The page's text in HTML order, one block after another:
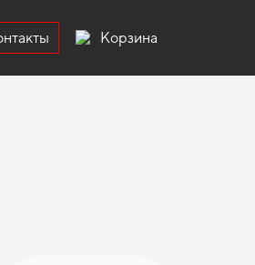
Корзина